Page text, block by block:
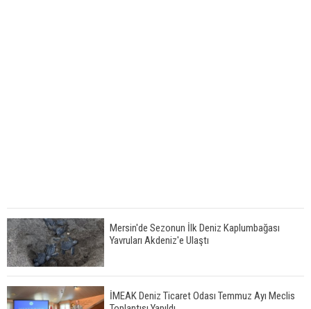
Mersin'de Sezonun İlk Deniz Kaplumbağası
Yavruları Akdeniz'e Ulaştı
İMEAK Deniz Ticaret Odası Temmuz Ayı Meclis